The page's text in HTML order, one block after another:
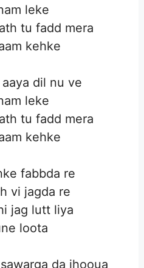
leke
tu fadd mera
kehke
dil nu ve
leke
tu fadd mera
kehke
fabbda re
vi jagda re
jag lutt liya
loota
da jhooua